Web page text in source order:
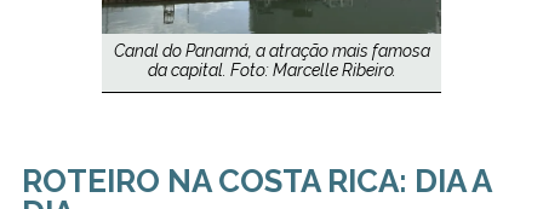
Canal do Panamá, a atração mais famosa
da capital. Foto: Marcelle Ribeiro.
ROTEIRO NA COSTA RICA: DIA A